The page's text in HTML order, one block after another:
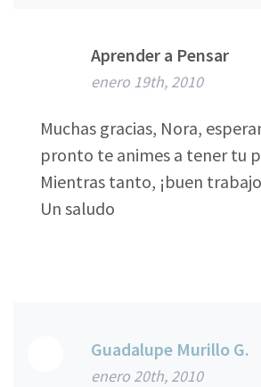
Aprender a Pensar
enero 19th, 2010
Muchas gracias, Nora,
pronto te animes a tener tu
Mientras tanto, ¡buen
Un saludo
Guadalupe Murillo G.
enero 20th, 2010